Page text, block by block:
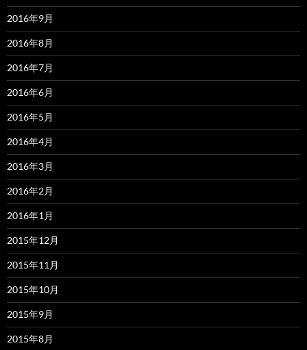
2016年9月
2016年8月
2016年7月
2016年6月
2016年5月
2016年4月
2016年3月
2016年2月
2016年1月
2015年12月
2015年11月
2015年10月
2015年9月
2015年8月